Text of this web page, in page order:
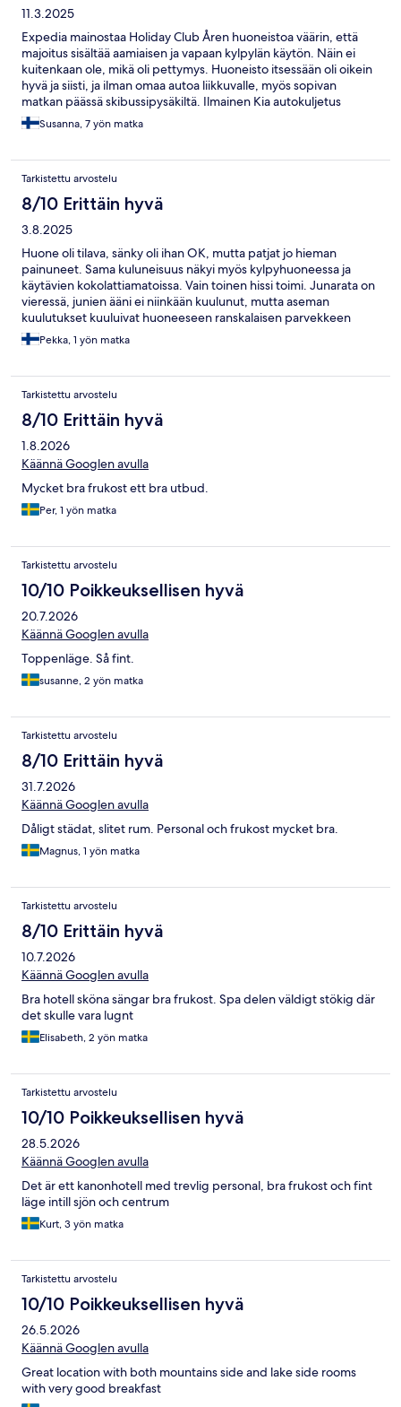
11.3.2025
Expedia mainostaa Holiday Club Åren huoneistoa väärin, että
majoitus sisältää aamiaisen ja vapaan kylpylän käytön. Näin ei
kuitenkaan ole, mikä oli pettymys. Huoneisto itsessään oli oikein
hyvä ja siisti, ja ilman omaa autoa liikkuvalle, myös sopivan
matkan päässä skibussipysäkiltä. Ilmainen Kia autokuljetus
rinteeseen toimi myös tosi hyvin.
Susanna, 7 yön matka
Tarkistettu arvostelu
8/10 Erittäin hyvä
3.8.2025
Huone oli tilava, sänky oli ihan OK, mutta patjat jo hieman
painuneet. Sama kuluneisuus näkyi myös kylpyhuoneessa ja
käytävien kokolattiamatoissa. Vain toinen hissi toimi. Junarata on
vieressä, junien ääni ei niinkään kuulunut, mutta aseman
kuulutukset kuuluivat huoneeseen ranskalaisen parvekkeen
oven ollessa auki, koska ilmastointia ei huoneessa ole.
Pekka, 1 yön matka
Tarkistettu arvostelu
8/10 Erittäin hyvä
1.8.2026
Käännä Googlen avulla
Mycket bra frukost ett bra utbud.
Per, 1 yön matka
Tarkistettu arvostelu
10/10 Poikkeuksellisen hyvä
20.7.2026
Käännä Googlen avulla
Toppenläge. Så fint.
susanne, 2 yön matka
Tarkistettu arvostelu
8/10 Erittäin hyvä
31.7.2026
Käännä Googlen avulla
Dåligt städat, slitet rum. Personal och frukost mycket bra.
Magnus, 1 yön matka
Tarkistettu arvostelu
8/10 Erittäin hyvä
10.7.2026
Käännä Googlen avulla
Bra hotell sköna sängar bra frukost. Spa delen väldigt stökig där
det skulle vara lugnt
Elisabeth, 2 yön matka
Tarkistettu arvostelu
10/10 Poikkeuksellisen hyvä
28.5.2026
Käännä Googlen avulla
Det är ett kanonhotell med trevlig personal, bra frukost och fint
läge intill sjön och centrum
Kurt, 3 yön matka
Tarkistettu arvostelu
10/10 Poikkeuksellisen hyvä
26.5.2026
Käännä Googlen avulla
Great location with both mountains side and lake side rooms
with very good breakfast